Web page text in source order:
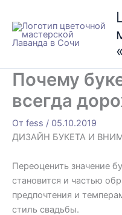
содержимому
Почему
всегда
От fess / 05.10.2019
ДИЗАЙН БУКЕТА И
Переоценить значение
становится и частью
предпочтения и
стиль свадьбы.